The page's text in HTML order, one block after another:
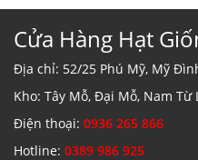
Cửa Hàng Hạt
Địa chỉ: 52/25 Phú Mỹ, Mỹ
Kho: Tây Mỗ, Đại Mỗ, Nam Từ
Điện thoại: 0936 265 866
Hotline: 0389 986 925